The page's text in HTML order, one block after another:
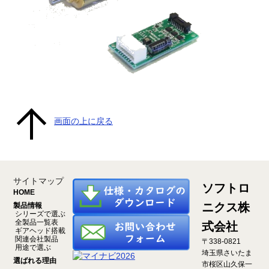
画面の上に戻る
サイトマップ
HOME
製品情報
シリーズで選ぶ
全製品一覧表
ギアヘッド搭載
関連会社製品
用途で選ぶ
選ばれる理由
ソフトロ
ニクス株
式会社
〒338-0821
埼玉県さいたま
市桜区山久保一